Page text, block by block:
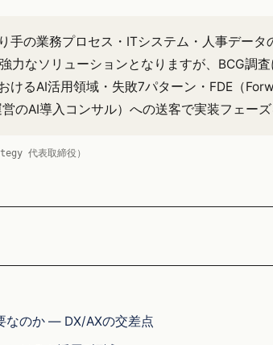
手の業務プロセス・ITシステム・人事デー
力なソリューションとなりますが、BCG調
けるAI活用領域・失敗7パターン・FDE（
営のAI導入コンサル）への送客で実装フェーズ
代表取締役）
なのか — DX/AXの交差点